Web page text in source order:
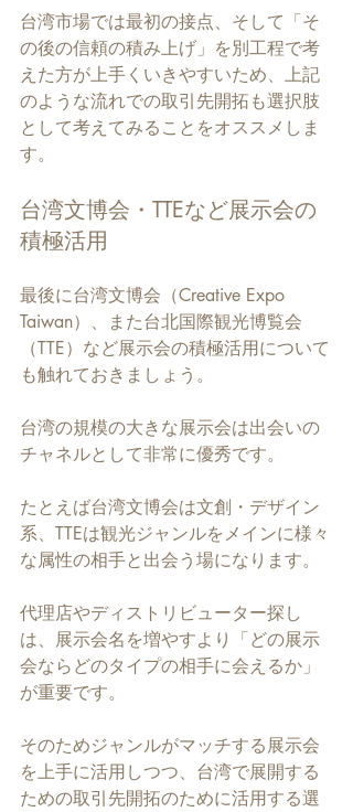
台湾市場では最初の接点、そして「そ
の後の信頼の積み上げ」を別工程で考
えた方が上手くいきやすいため、上記
のような流れでの取引先開拓も選択肢
として考えてみることをオススメしま
す。
台湾文博会・TTEなど展示会の
積極活用
最後に台湾文博会（Creative Expo
Taiwan）、また台北国際観光博覧会
（TTE）など展示会の積極活用について
も触れておきましょう。
台湾の規模の大きな展示会は出会いの
チャネルとして非常に優秀です。
たとえば台湾文博会は文創・デザイン
系、TTEは観光ジャンルをメインに様々
な属性の相手と出会う場になります。
代理店やディストリビューター探し
は、展示会名を増やすより「どの展示
会ならどのタイプの相手に会えるか」
が重要です。
そのためジャンルがマッチする展示会
を上手に活用しつつ、台湾で展開する
ための取引先開拓のために活用する選